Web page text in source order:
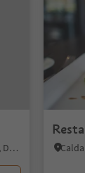
Fiè/Völs, Völs am Schlern/Fiè allo Sciliar, Dolomites Region Seiser Alm